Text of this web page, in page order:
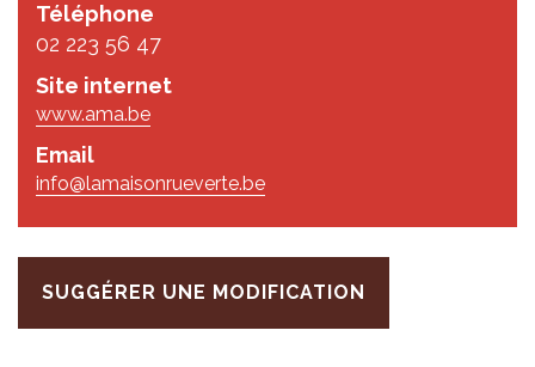
Téléphone
02 223 56 47
Site internet
www.ama.be
Email
info@lamaisonrueverte.be
SUGGÉRER UNE MODIFICATION